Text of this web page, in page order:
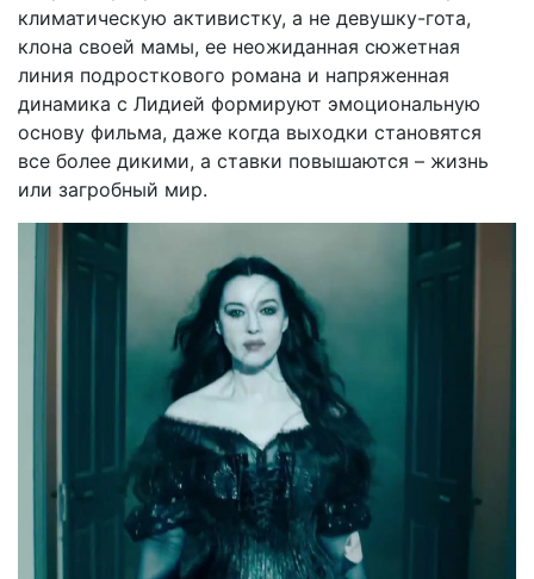
климатическую активистку, а не девушку-гота,
клона своей мамы, ее неожиданная сюжетная
линия подросткового романа и напряженная
динамика с Лидией формируют эмоциональную
основу фильма, даже когда выходки становятся
все более дикими, а ставки повышаются – жизнь
или загробный мир.